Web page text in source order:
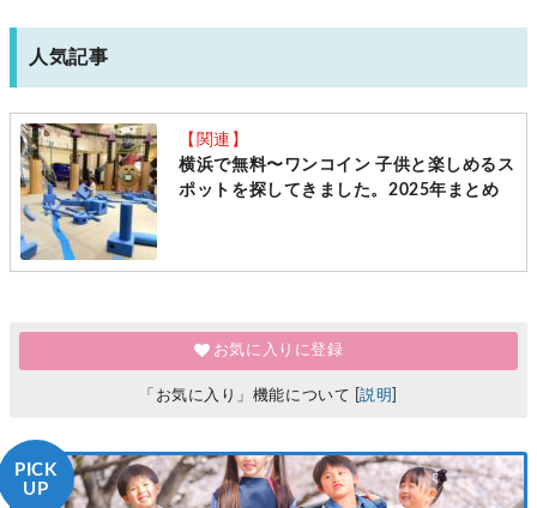
人気記事
【関連】
横浜で無料〜ワンコイン 子供と楽しめるス
ポットを探してきました。2025年まとめ
お気に入りに登録
「お気に入り」機能について [説明
PICK
UP